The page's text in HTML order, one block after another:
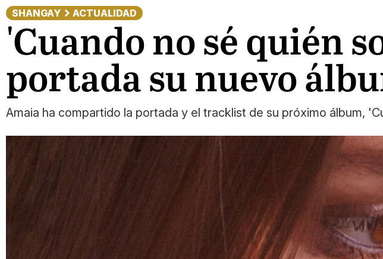
SHANGAY ACTUALIDAD
'Cuando no sé quién
portada su nuevo
Amaia ha compartido la portada y el tracklist de su próximo álbum,